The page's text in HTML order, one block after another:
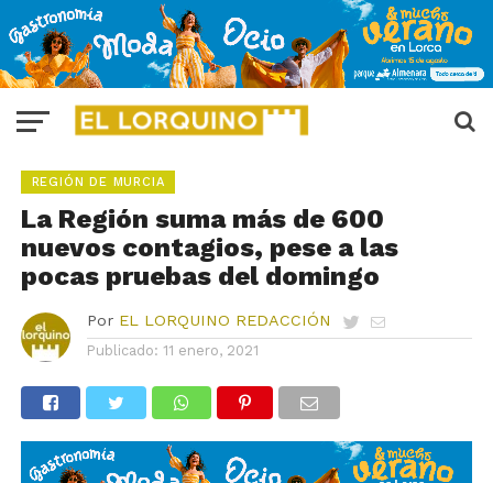
REGIÓN DE MURCIA
La Región suma más de 600
nuevos contagios, pese a las
pocas pruebas del domingo
Por EL LORQUINO REDACCIÓN
Publicado: 11 enero, 2021